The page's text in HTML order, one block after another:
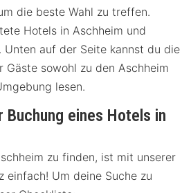
die beste Wahl zu treffen.
Hotels in Aschheim und
Unten auf der Seite kannst du die
Gäste sowohl zu den Aschheim
lesen.
Buchung eines Hotels in
zu finden, ist mit unserer
einfach! Um deine Suche zu